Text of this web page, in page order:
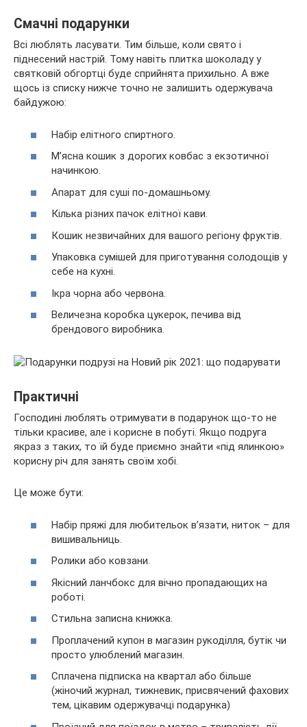
Смачні подарунки
Всі люблять ласувати. Тим більше, коли свято і
піднесений настрій. Тому навіть плитка шоколаду у
святковій обгортці буде сприйнята прихильно. А вже
щось із списку нижче точно не залишить одержувача
байдужою:
Набір елітного спиртного.
М’ясна кошик з дорогих ковбас з екзотичної
начинкою.
Апарат для суші по-домашньому.
Кілька різних пачок елітної кави.
Кошик незвичайних для вашого регіону фруктів.
Упаковка сумішей для приготування солодощів у
себе на кухні.
Ікра чорна або червона.
Величезна коробка цукерок, печива від
брендового виробника.
Практичні
Господині люблять отримувати в подарунок що-то не
тільки красиве, але і корисне в побуті. Якщо подруга
якраз з таких, то їй буде приємно знайти «під ялинкою»
корисну річ для занять своїм хобі.
Це може бути:
Набір пряжі для любительок в’язати, ниток – для
вишивальниць.
Ролики або ковзани.
Якісний ланчбокс для вічно пропадающих на
роботі.
Стильна записна книжка.
Проплачений купон в магазин рукоділля, бутік чи
просто улюблений магазин.
Сплачена підписка на квартал або більше
(жіночий журнал, тижневик, присвячений фахових
тем, цікавим одержувачці подарунка)